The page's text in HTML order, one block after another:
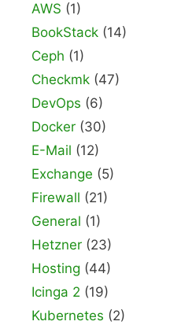
AWS (1)
BookStack (14)
Ceph (1)
Checkmk (47)
DevOps (6)
Docker (30)
E-Mail (12)
Exchange (5)
Firewall (21)
General (1)
Hetzner (23)
Hosting (44)
Icinga 2 (19)
Kubernetes (2)